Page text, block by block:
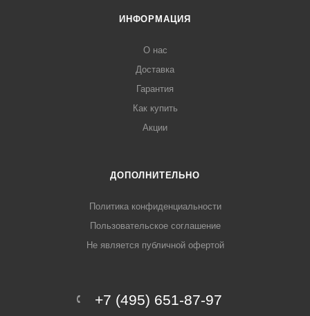
ИНФОРМАЦИЯ
О нас
Доставка
Гарантия
Как купить
Акции
ДОПОЛНИТЕЛЬНО
Политика конфиденциальности
Пользовательское соглашение
Не является публичной офертой
+7 (495) 651-87-97